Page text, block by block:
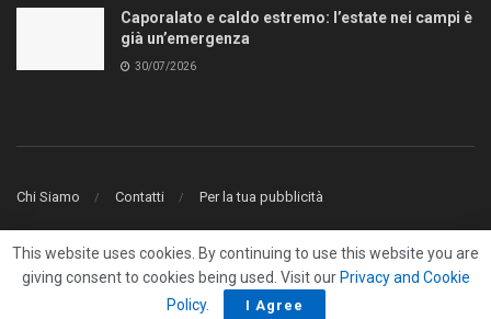
Caporalato e caldo estremo: l’estate nei campi è
già un’emergenza
30/07/2026
Chi Siamo Contatti Per la tua pubblicità
Tribunale di Terni al n. 11/2013 del 13/12/2013
Designed and Developed byVicario Communication
This website uses cookies. By continuing to use this website you are
giving consent to cookies being used. Visit our Privacy and Cookie
Policy. I Agree